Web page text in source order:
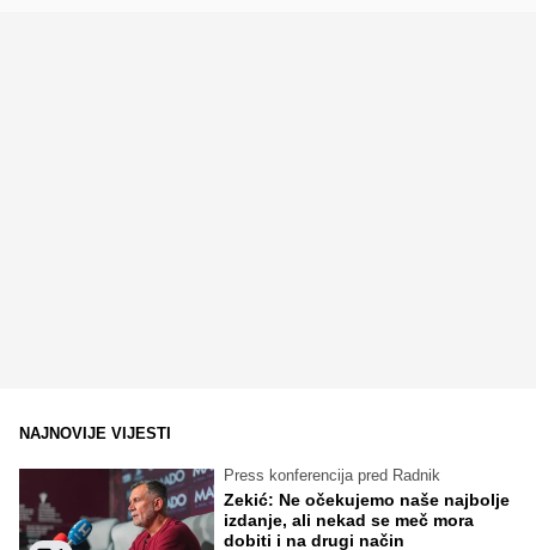
NAJNOVIJE VIJESTI
Press konferencija pred Radnik
Zekić: Ne očekujemo naše najbolje
izdanje, ali nekad se meč mora
dobiti i na drugi način